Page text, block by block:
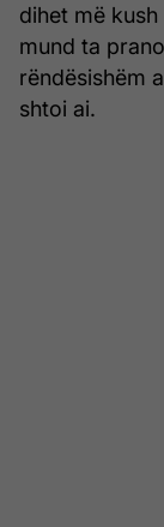
dihet më
mund ta
rëndësishëm
shtoi ai.